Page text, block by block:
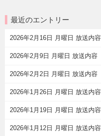
最近のエントリー
2026年2月16日 月曜日 放送内容
2026年2月9日 月曜日 放送内容
2026年2月2日 月曜日 放送内容
2026年1月26日 月曜日 放送内容
2026年1月19日 月曜日 放送内容
2026年1月12日 月曜日 放送内容